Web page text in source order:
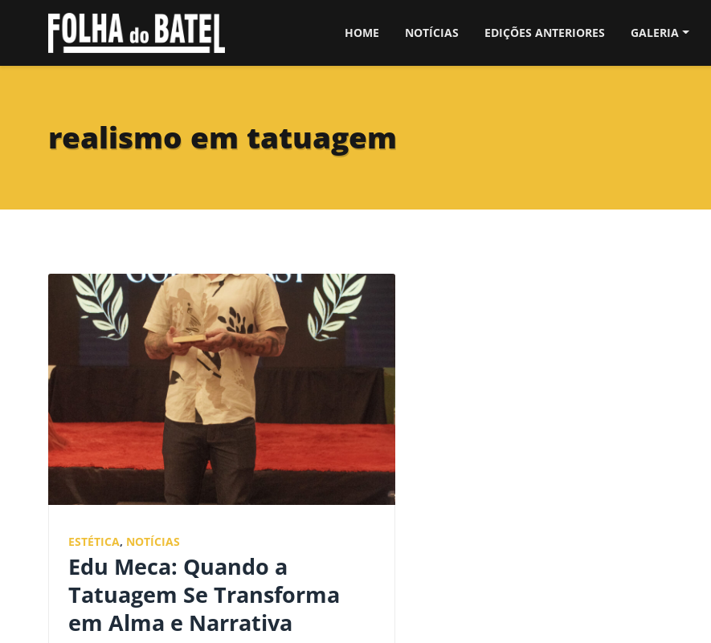
HOME NOTÍCIAS EDIÇÕES ANTERIORES GALERIA
realismo em tatuagem
ESTÉTICA, NOTÍCIAS
Edu Meca: Quando a
Tatuagem Se Transforma
em Alma e Narrativa